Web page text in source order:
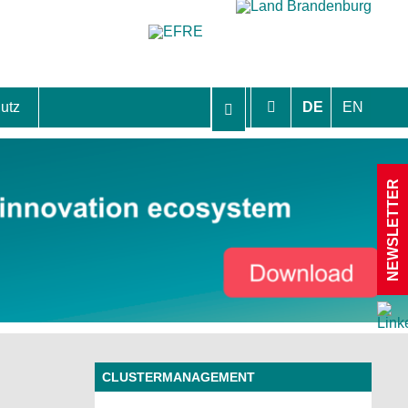
DE EN
CLUSTERMANAGEMENT
NEWSLETTER